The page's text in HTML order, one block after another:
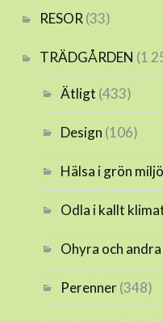
RESOR (33)
TRÄDGÅRDEN (1
Ätligt (433)
Design (106)
Hälsa i grön miljö
Odla i kallt
Ohyra och
Perenner(348)